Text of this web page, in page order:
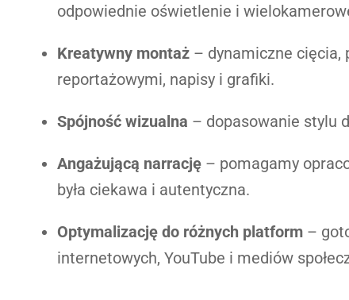
odpowiednie oświetlenie i
Kreatywny montaż – dynamiczne cięcia,
reportażowymi, napisy i grafiki.
Spójność wizualna – dopasowanie stylu
Angażującą narrację – pomagamy
była ciekawa i autentyczna.
Optymalizację do różnych platform –
internetowych, YouTube i mediów